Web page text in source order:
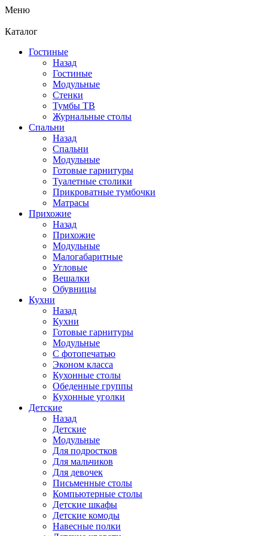
Меню
Каталог
Гостиные
Назад
Гостиные
Модульные
Стенки
Тумбы ТВ
Журнальные столы
Спальни
Назад
Спальни
Модульные
Готовые гарнитуры
Туалетные столики
Прикроватные тумбочки
Матрасы
Прихожие
Назад
Прихожие
Модульные
Малогабаритные
Угловые
Вешалки
Обувницы
Кухни
Назад
Кухни
Готовые гарнитуры
Модульные
С фотопечатью
Эконом класса
Кухонные столы
Обеденные группы
Кухонные уголки
Детские
Назад
Детские
Модульные
Для подростков
Для мальчиков
Для девочек
Письменные столы
Компьютерные столы
Детские шкафы
Детские комоды
Навесные полки